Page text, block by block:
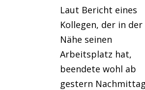
Laut Bericht eines
Kollegen, der in der
Nähe seinen
Arbeitsplatz hat,
beendete wohl ab
gestern Nachmittag